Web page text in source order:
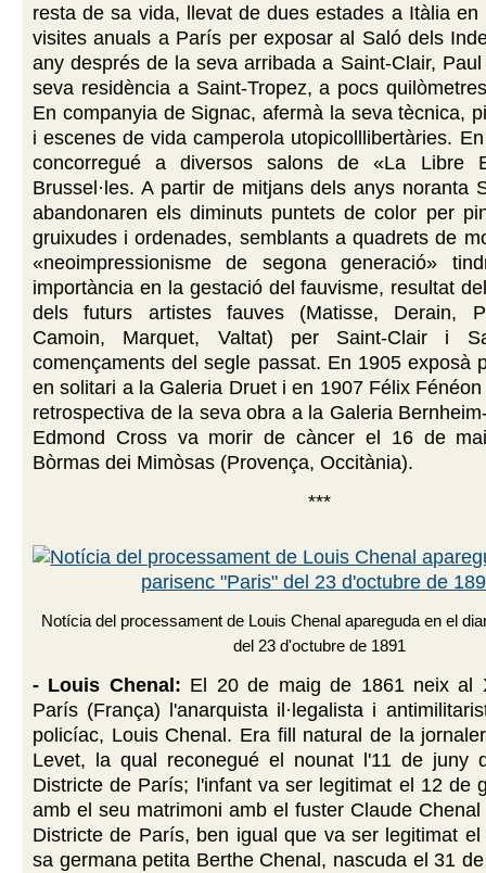
resta de sa vida, llevat de dues estades a Itàlia
visites anuals a París per exposar al Saló dels
any després de la seva arribada a Saint-Clair,
seva residència a Saint-Tropez, a pocs
En companyia de Signac, afermà la seva tècnica,
i escenes de vida camperola utopicolllibertàries.
concorregué a diversos salons de «La Libre
Brussel·les. A partir de mitjans dels anys noranta
abandonaren els diminuts puntets de color per
gruixudes i ordenades, semblants a quadrets de
«neoimpressionisme de segona generació»
importància en la gestació del fauvisme, resultat
dels futurs artistes fauves (Matisse, Derain,
Camoin, Marquet, Valtat) per Saint-Clair i
començaments del segle passat. En 1905 exposà
en solitari a la Galeria Druet i en 1907 Félix
retrospectiva de la seva obra a la Galeria
Edmond Cross va morir de càncer el 16 de
Bòrmas dei Mimòsas (Provença, Occitània).
***
Notícia del processament de Louis Chenal apareguda en el
del 23 d'octubre de 1891
- Louis Chenal: El 20 de maig de 1861 neix al
París (França) l'anarquista il·legalista i
policíac, Louis Chenal. Era fill natural de la
Levet, la qual reconegué el nounat l'11 de juny
Districte de París; l'infant va ser legitimat el 12 de
amb el seu matrimoni amb el fuster Claude
Districte de París, ben igual que va ser legitimat
sa germana petita Berthe Chenal, nascuda el 31